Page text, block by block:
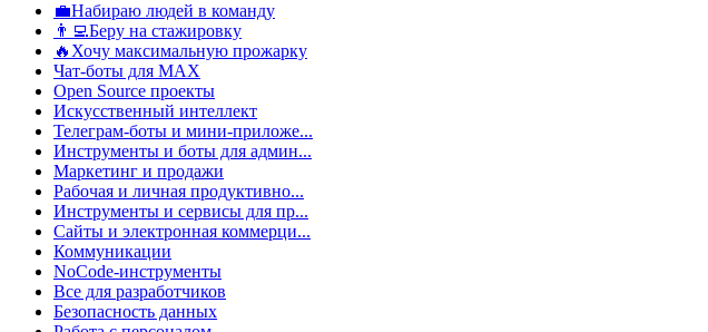
💼Набираю людей в команду
👨‍💻Беру на стажировку
🔥Хочу максимальную прожарку
Чат-боты для MAX
Open Source проекты
Искусственный интеллект
Телеграм-боты и мини-приложе...
Инструменты и боты для админ...
Маркетинг и продажи
Рабочая и личная продуктивно...
Инструменты и сервисы для пр...
Сайты и электронная коммерци...
Коммуникации
NoCode-инструменты
Все для разработчиков
Безопасность данных